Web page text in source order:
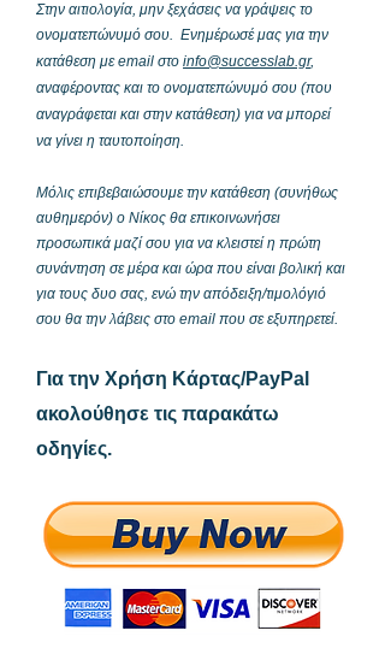
Στην αιτιολογία, μην ξεχάσεις να γράψεις το
ονοματεπώνυμό σου. Ενημέρωσέ μας για την
κατάθεση με email στο info@successlab.gr,
αναφέροντας και το ονοματεπώνυμό σου (που
αναγράφεται και στην κατάθεση) για να μπορεί
να γίνει η ταυτοποίηση.
Μόλις επιβεβαιώσουμε την κατάθεση (συνήθως
αυθημερόν) ο Νίκος θα επικοινωνήσει
προσωπικά μαζί σου για να κλειστεί η πρώτη
συνάντηση σε μέρα και ώρα που είναι βολική και
για τους δυο σας, ενώ την απόδειξη/τιμολόγιό
σου θα την λάβεις στο email που σε εξυπηρετεί.
​Για την Χρήση Κάρτας/PayPal
ακολούθησε τις παρακάτω
οδηγίες.